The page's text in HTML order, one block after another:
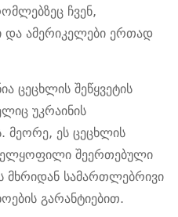
ჩვენ,
და ამერიკელები ერთად
ცეცხლის შეწყვეტის
უკრაინის
მეორე, ეს ცეცხლის
შეერთებული
მხრიდან სამართლებრივი
გარანტიებით.